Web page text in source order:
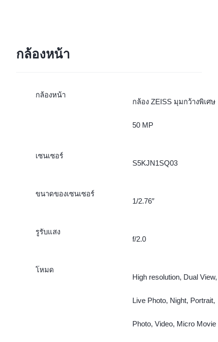
กล้องหน้า
กล้องหน้า
กล้อง ZEISS มุมกว้างพิเศษ
50 MP
เซนเซอร์
S5KJN1SQ03
ขนาดของเซนเซอร์
1/2.76″
รูรับแสง
f/2.0
โหมด
High resolution, Dual View,
Live Photo, Night, Portrait,
Photo, Video, Micro Movie